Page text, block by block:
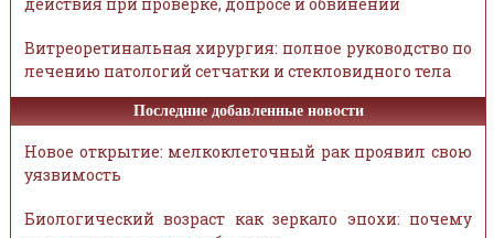
Витреоретинальная хирургия: полное руководство по
лечению патологий сетчатки и стекловидного тела
Последние добавленные новости
Новое открытие: мелкоклеточный рак проявил свою
уязвимость
Биологический возраст как зеркало эпохи: почему